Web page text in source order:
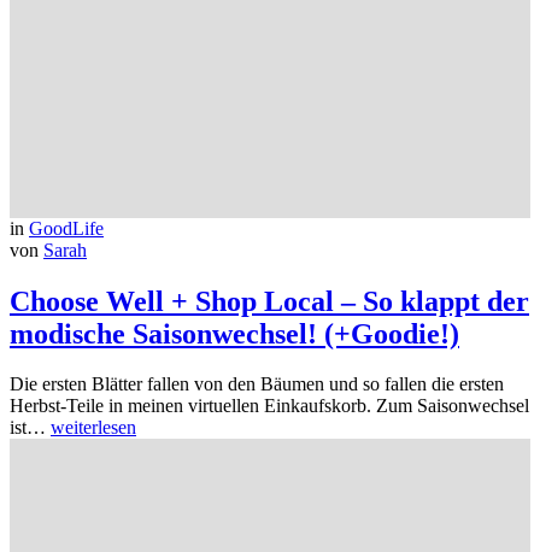
in GoodLife
von Sarah
Choose Well + Shop Local – So klappt der
modische Saisonwechsel! (+Goodie!)
Die ersten Blätter fallen von den Bäumen und so fallen die ersten
Herbst-Teile in meinen virtuellen Einkaufskorb. Zum Saisonwechsel
ist… weiterlesen